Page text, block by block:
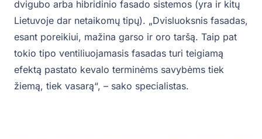
dvigubo arba hibridinio fasado sistemos (yra ir kitų
Lietuvoje dar netaikomų tipų). „Dvisluoksnis fasadas,
esant poreikiui, mažina garso ir oro taršą. Taip pat
tokio tipo ventiliuojamasis fasadas turi teigiamą
efektą pastato kevalo terminėms savybėms tiek
žiemą, tiek vasarą“, – sako specialistas.